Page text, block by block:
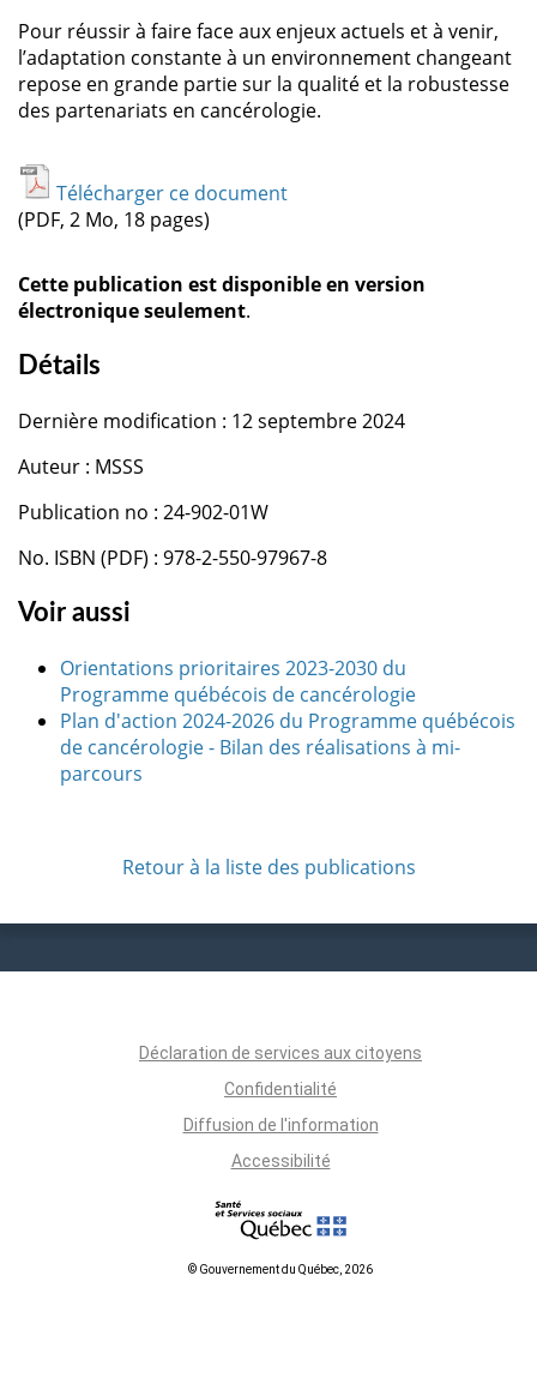
Pour réussir à faire face aux enjeux actuels et à venir,
l’adaptation constante à un environnement changeant
repose en grande partie sur la qualité et la robustesse
des partenariats en cancérologie.
Télécharger ce document
(PDF, 2 Mo, 18 pages)
Cette publication est disponible en version
électronique seulement.
Détails
Dernière modification : 12 septembre 2024
Auteur : MSSS
Publication no : 24-902-01W
No. ISBN (PDF) : 978-2-550-97967-8
Voir aussi
Orientations prioritaires 2023-2030 du
Programme québécois de cancérologie
Plan d'action 2024-2026 du Programme québécois
de cancérologie - Bilan des réalisations à mi-
parcours
Retour à la liste des publications
Déclaration de services aux citoyens
Confidentialité
Diffusion de l'information
Accessibilité
© Gouvernement du Québec, 2026